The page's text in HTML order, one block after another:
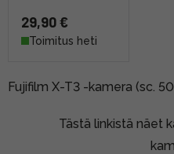
29,90 €
Toimitus heti
Fujifilm X-T3 -kamera (sc.
Tästä linkistä näet